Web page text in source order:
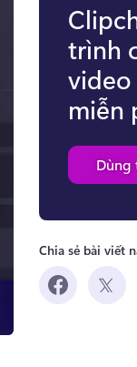
trình
miễn
Dùng
Chia sẻ bài viết